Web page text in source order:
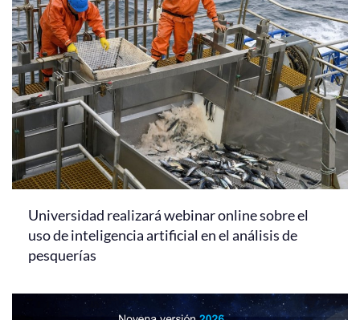
Universidad realizará webinar online sobre el
uso de inteligencia artificial en el análisis de
pesquerías